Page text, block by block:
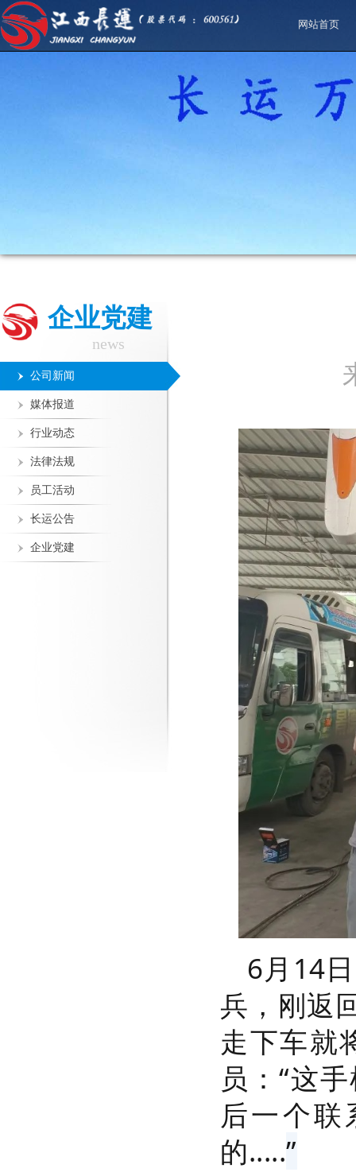
网站首页
企业党建
news
公司新闻
媒体报道
行业动态
法律法规
员工活动
长运公告
企业党建
6月14
兵，刚返
走下车就
员：“这
后一个
的.....”